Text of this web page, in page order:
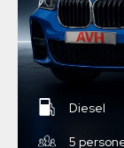
Diesel
5